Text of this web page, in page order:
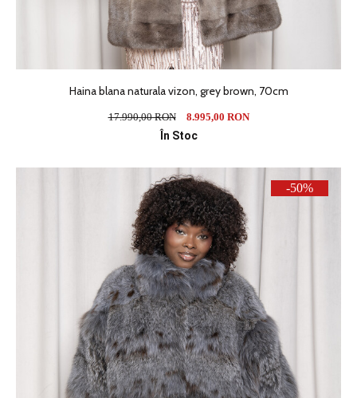
Haina blana naturala vizon, grey brown, 70cm
17.990,00 RON 8.995,00 RON
În Stoc
-50%